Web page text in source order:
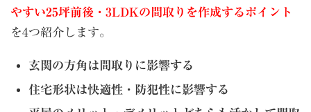
やすい25坪前後・3LDKの間取りを作成するポイント
を4つ紹介します。
玄関の方角は間取りに影響する
住宅形状は快適性・防犯性に影響する